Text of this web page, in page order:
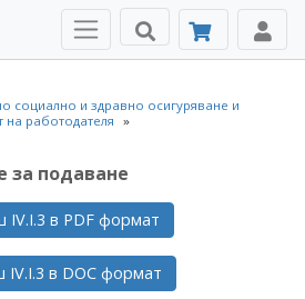
социално и здравно осигуряване и
на работодателя
за подаване
в PDF формат
в DOC формат